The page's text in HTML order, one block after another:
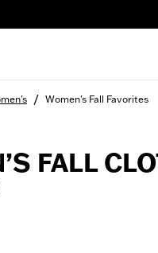
/ Women's Fall Favorites
FALL